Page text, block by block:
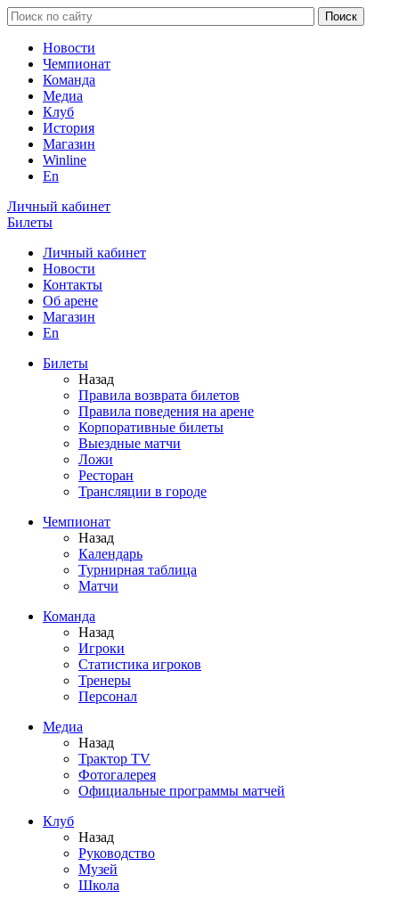
Новости
Чемпионат
Команда
Медиа
Клуб
История
Магазин
Winline
En
Личный кабинет
Билеты
Личный кабинет
Новости
Контакты
Об арене
Магазин
En
Билеты
Назад
Правила возврата билетов
Правила поведения на арене
Корпоративные билеты
Выездные матчи
Ложи
Ресторан
Трансляции в городе
Чемпионат
Назад
Календарь
Турнирная таблица
Матчи
Команда
Назад
Игроки
Статистика игроков
Тренеры
Персонал
Медиа
Назад
Трактор TV
Фотогалерея
Официальные программы матчей
Клуб
Назад
Руководство
Музей
Школа